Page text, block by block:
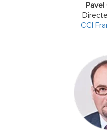
Pavel
CCI